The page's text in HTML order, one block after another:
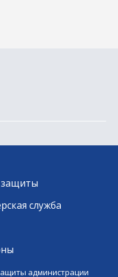
защиты
служба
администрации